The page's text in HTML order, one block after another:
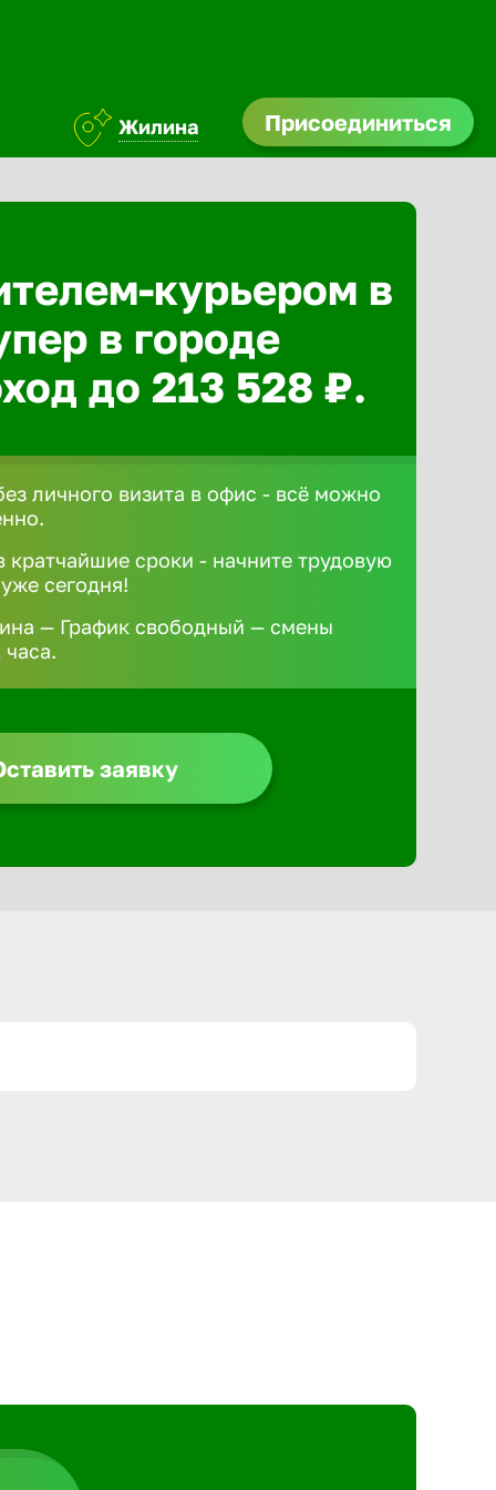
Жилина Присоединиться
курьером в
в городе
до 213 528 ₽.
личного визита в офис - всё можно
сроки - начните трудовую
сегодня!
— График свободный — смены
заявку